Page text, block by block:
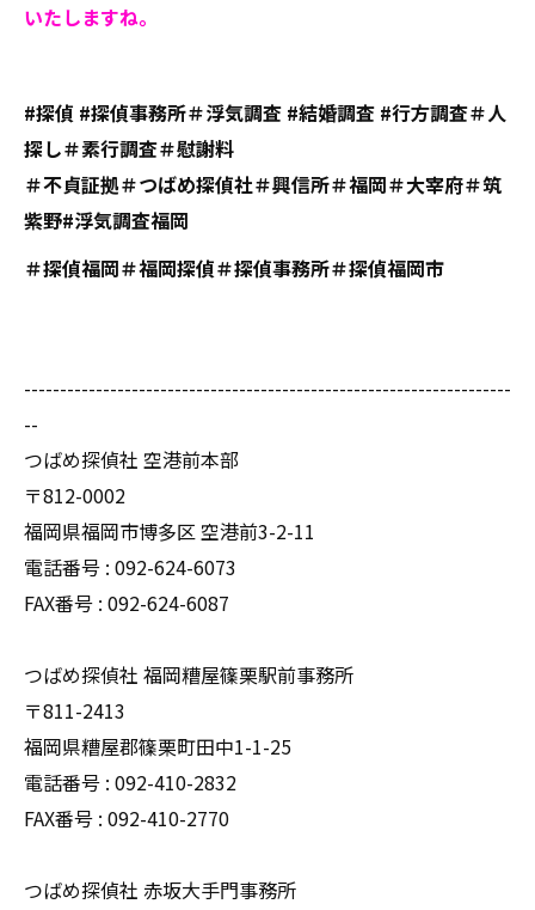
いたしますね。
#探偵 #探偵事務所＃浮気調査 #結婚調査 #行方調査＃人
探し＃素行調査＃慰謝料
＃不貞証拠＃つばめ探偵社＃興信所＃福岡＃大宰府＃筑
紫野#浮気調査福岡
＃探偵福岡＃福岡探偵＃探偵事務所＃探偵福岡市
--------------------------------------------------------------------
--
つばめ探偵社 空港前本部
〒812-0002
福岡県福岡市博多区 空港前3-2-11
電話番号 : 092-624-6073
FAX番号 : 092-624-6087
つばめ探偵社 福岡糟屋篠栗駅前事務所
〒811-2413
福岡県糟屋郡篠栗町田中1-1-25
電話番号 : 092-410-2832
FAX番号 : 092-410-2770
つばめ探偵社 赤坂大手門事務所